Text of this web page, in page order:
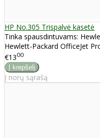
HP No.305 Trispalvė kasetė
Tinka spausdintuvams:
Hewlett-Packard OfficeJet
€1300
Į norų sąrašą